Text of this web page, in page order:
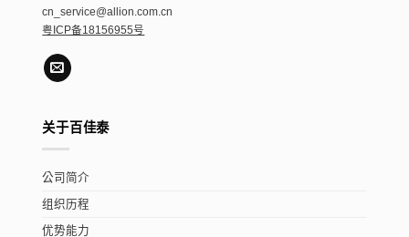
cn_service@allion.com.cn
粤ICP备18156955号
关于百佳泰
公司简介
组织历程
优势能力